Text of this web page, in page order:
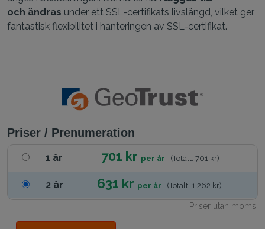
och ändras under ett SSL-certifikats livslängd, vilket ger
fantastisk flexibilitet i hanteringen av SSL-certifikat.
Priser / Prenumeration
1 år 701 kr per år (Totalt: 701 kr)
2 år 631 kr per år (Totalt: 1 262 kr)
Priser utan moms.